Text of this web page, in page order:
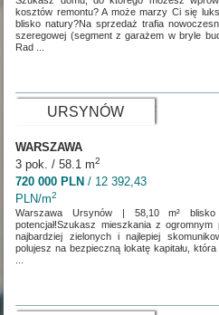
kosztów remontu? A może marzy Ci się
blisko natury?Na sprzedaż trafia
szeregowej (segment z garażem w bryle
Rad ...
URSYNÓW
WARSZAWA
3 pok. / 58.1 m2
720 000 PLN / 12 392,43
PLN/m2
Warszawa Ursynów | 58,10 m²
potencjał!Szukasz mieszkania z
najbardziej zielonych i najlepiej
polujesz na bezpieczną lokatę kapitału,